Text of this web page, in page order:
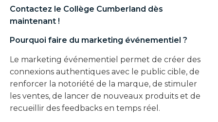
Contactez le Collège Cumberland dès
maintenant !
Pourquoi faire du marketing événementiel ?
Le marketing événementiel permet de créer des
connexions authentiques avec le public cible, de
renforcer la notoriété de la marque, de stimuler
les ventes, de lancer de nouveaux produits et de
recueillir des feedbacks en temps réel.